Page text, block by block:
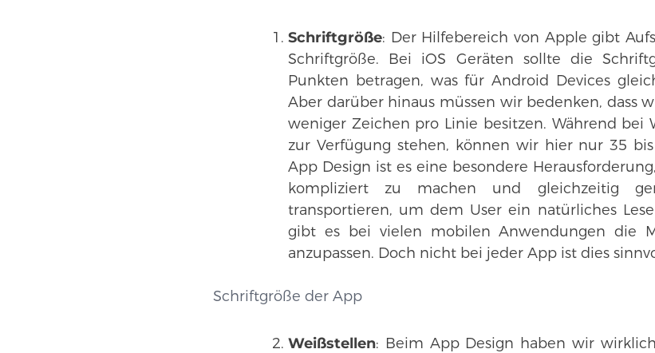
Schriftgröße: Der Hilfebereich von Apple gibt
Schriftgröße. Bei iOS Geräten sollte die
Punkten betragen, was für Android Devices
Aber darüber hinaus müssen wir bedenken, dass
weniger Zeichen pro Linie besitzen. Während bei
zur Verfügung stehen, können wir hier nur 35
App Design ist es eine besondere
kompliziert zu machen und gleichzeitig
transportieren, um dem User ein natürliches
gibt es bei vielen mobilen Anwendungen die
anzupassen. Doch nicht bei jeder App ist dies
Schriftgröße der App
Weißstellen: Beim App Design haben wir